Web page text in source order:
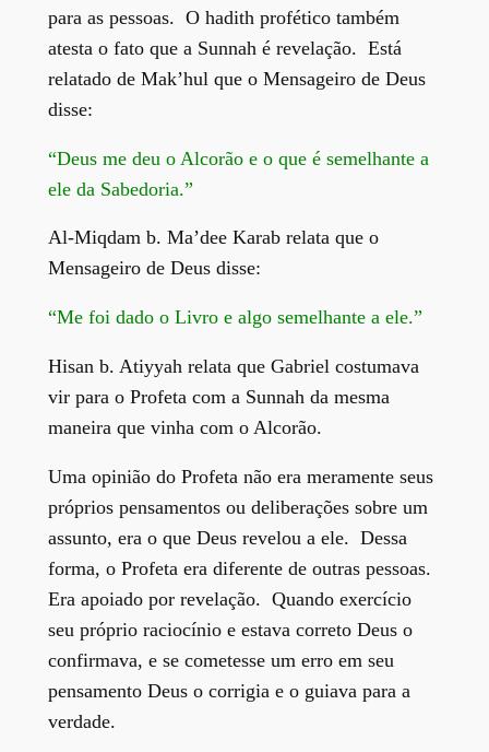
para as pessoas. O hadith profético também
atesta o fato que a Sunnah é revelação. Está
relatado de Mak’hul que o Mensageiro de Deus
disse:
“Deus me deu o Alcorão e o que é semelhante a
ele da Sabedoria.”
Al-Miqdam b. Ma’dee Karab relata que o
Mensageiro de Deus disse:
“Me foi dado o Livro e algo semelhante a ele.”
Hisan b. Atiyyah relata que Gabriel costumava
vir para o Profeta com a Sunnah da mesma
maneira que vinha com o Alcorão.
Uma opinião do Profeta não era meramente seus
próprios pensamentos ou deliberações sobre um
assunto, era o que Deus revelou a ele. Dessa
forma, o Profeta era diferente de outras pessoas.
Era apoiado por revelação. Quando exercício
seu próprio raciocínio e estava correto Deus o
confirmava, e se cometesse um erro em seu
pensamento Deus o corrigia e o guiava para a
verdade.